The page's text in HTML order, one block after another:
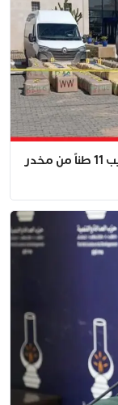
في مطاردة مثيرة …الأمن بالصويرة يحبط تهريب 11 طناً من مخدر